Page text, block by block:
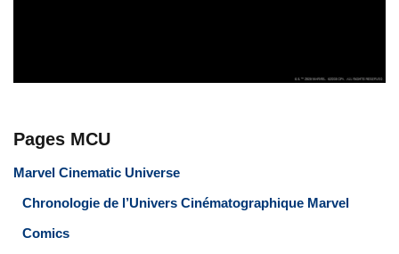
Pages MCU
Marvel Cinematic Universe
Chronologie de l’Univers Cinématographique Marvel
Comics